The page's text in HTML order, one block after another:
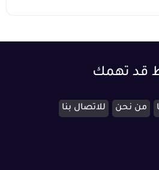
قد تهمك
من نحن للاتصال بنا